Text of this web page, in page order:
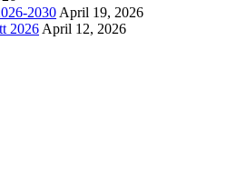
2030 April 19, 2026
2026 April 12, 2026